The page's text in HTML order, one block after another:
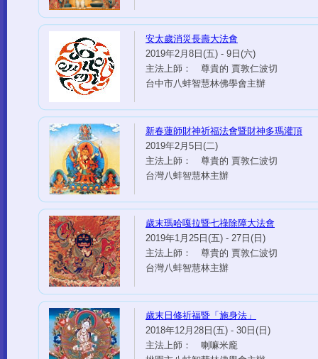
安太歲消災長壽大法會
2019年2月8日(五) - 9日(六)
主法上師： 尊貴的 賈敦仁波切
台中市八蚌智慧林佛學會主辦
新春蓮師財神祈福法會暨財神多瑪灌頂
2019年2月5日(二)
主法上師： 尊貴的 賈敦仁波切
台灣八蚌智慧林主辦
歲末瑪哈嘎拉暨七祿除障大法會
2019年1月25日(五) - 27日(日)
主法上師： 尊貴的 賈敦仁波切
台灣八蚌智慧林主辦
歲末日修祈福暨「施身法」
2018年12月28日(五) - 30日(日)
主法上師： 喇嘛米龐